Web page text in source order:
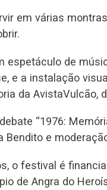
em várias
espetáculo de
e a instalação
da AvistaVulcão,
“1976:
Bendito e
o festival é
de Angra do